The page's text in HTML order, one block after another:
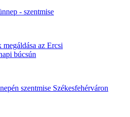
- szentmise
megáldása az Ercsi
búcsún
szentmise Székesfehérváron